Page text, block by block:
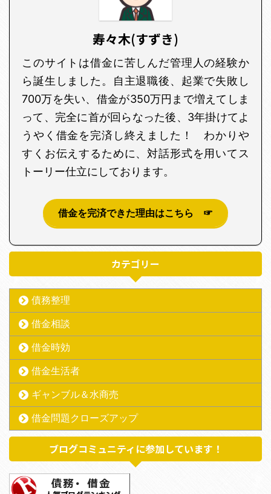
寿々木(すずき)
このサイトは借金に苦しんだ管理人の経験か
ら誕生しました。自主退職後、起業で失敗し
700万を失い、借金が350万円まで増えてしま
って、完全に首が回らなった後、3年掛けてよ
うやく借金を完済し終えました！ わかりや
すくお伝えするために、対話形式を用いてス
トーリー仕立にしております。
借金を完済できた理由はこちら ☞
カテゴリー
債務整理
借金相談
借金時効
借金生活者
ギャンブル＆水商売
借金問題クローズアップ
ブログコミュニティに参加しています！